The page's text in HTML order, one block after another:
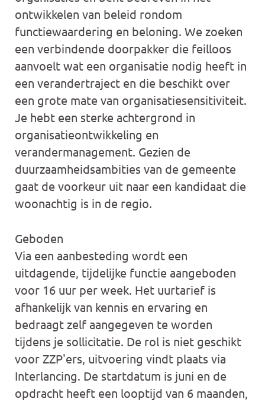
ontwikkelen van beleid rondom
functiewaardering en beloning. We zoeken
een verbindende doorpakker die feilloos
aanvoelt wat een organisatie nodig heeft in
een verandertraject en die beschikt over
een grote mate van organisatiesensitiviteit.
Je hebt een sterke achtergrond in
organisatieontwikkeling en
verandermanagement. Gezien de
duurzaamheidsambities van de gemeente
gaat de voorkeur uit naar een kandidaat die
woonachtig is in de regio.
Geboden
Via een aanbesteding wordt een
uitdagende, tijdelijke functie aangeboden
voor 16 uur per week. Het uurtarief is
afhankelijk van kennis en ervaring en
bedraagt zelf aangegeven te worden
tijdens je sollicitatie. De rol is niet geschikt
voor ZZP'ers, uitvoering vindt plaats via
Interlancing. De startdatum is juni en de
opdracht heeft een looptijd van 6 maanden,